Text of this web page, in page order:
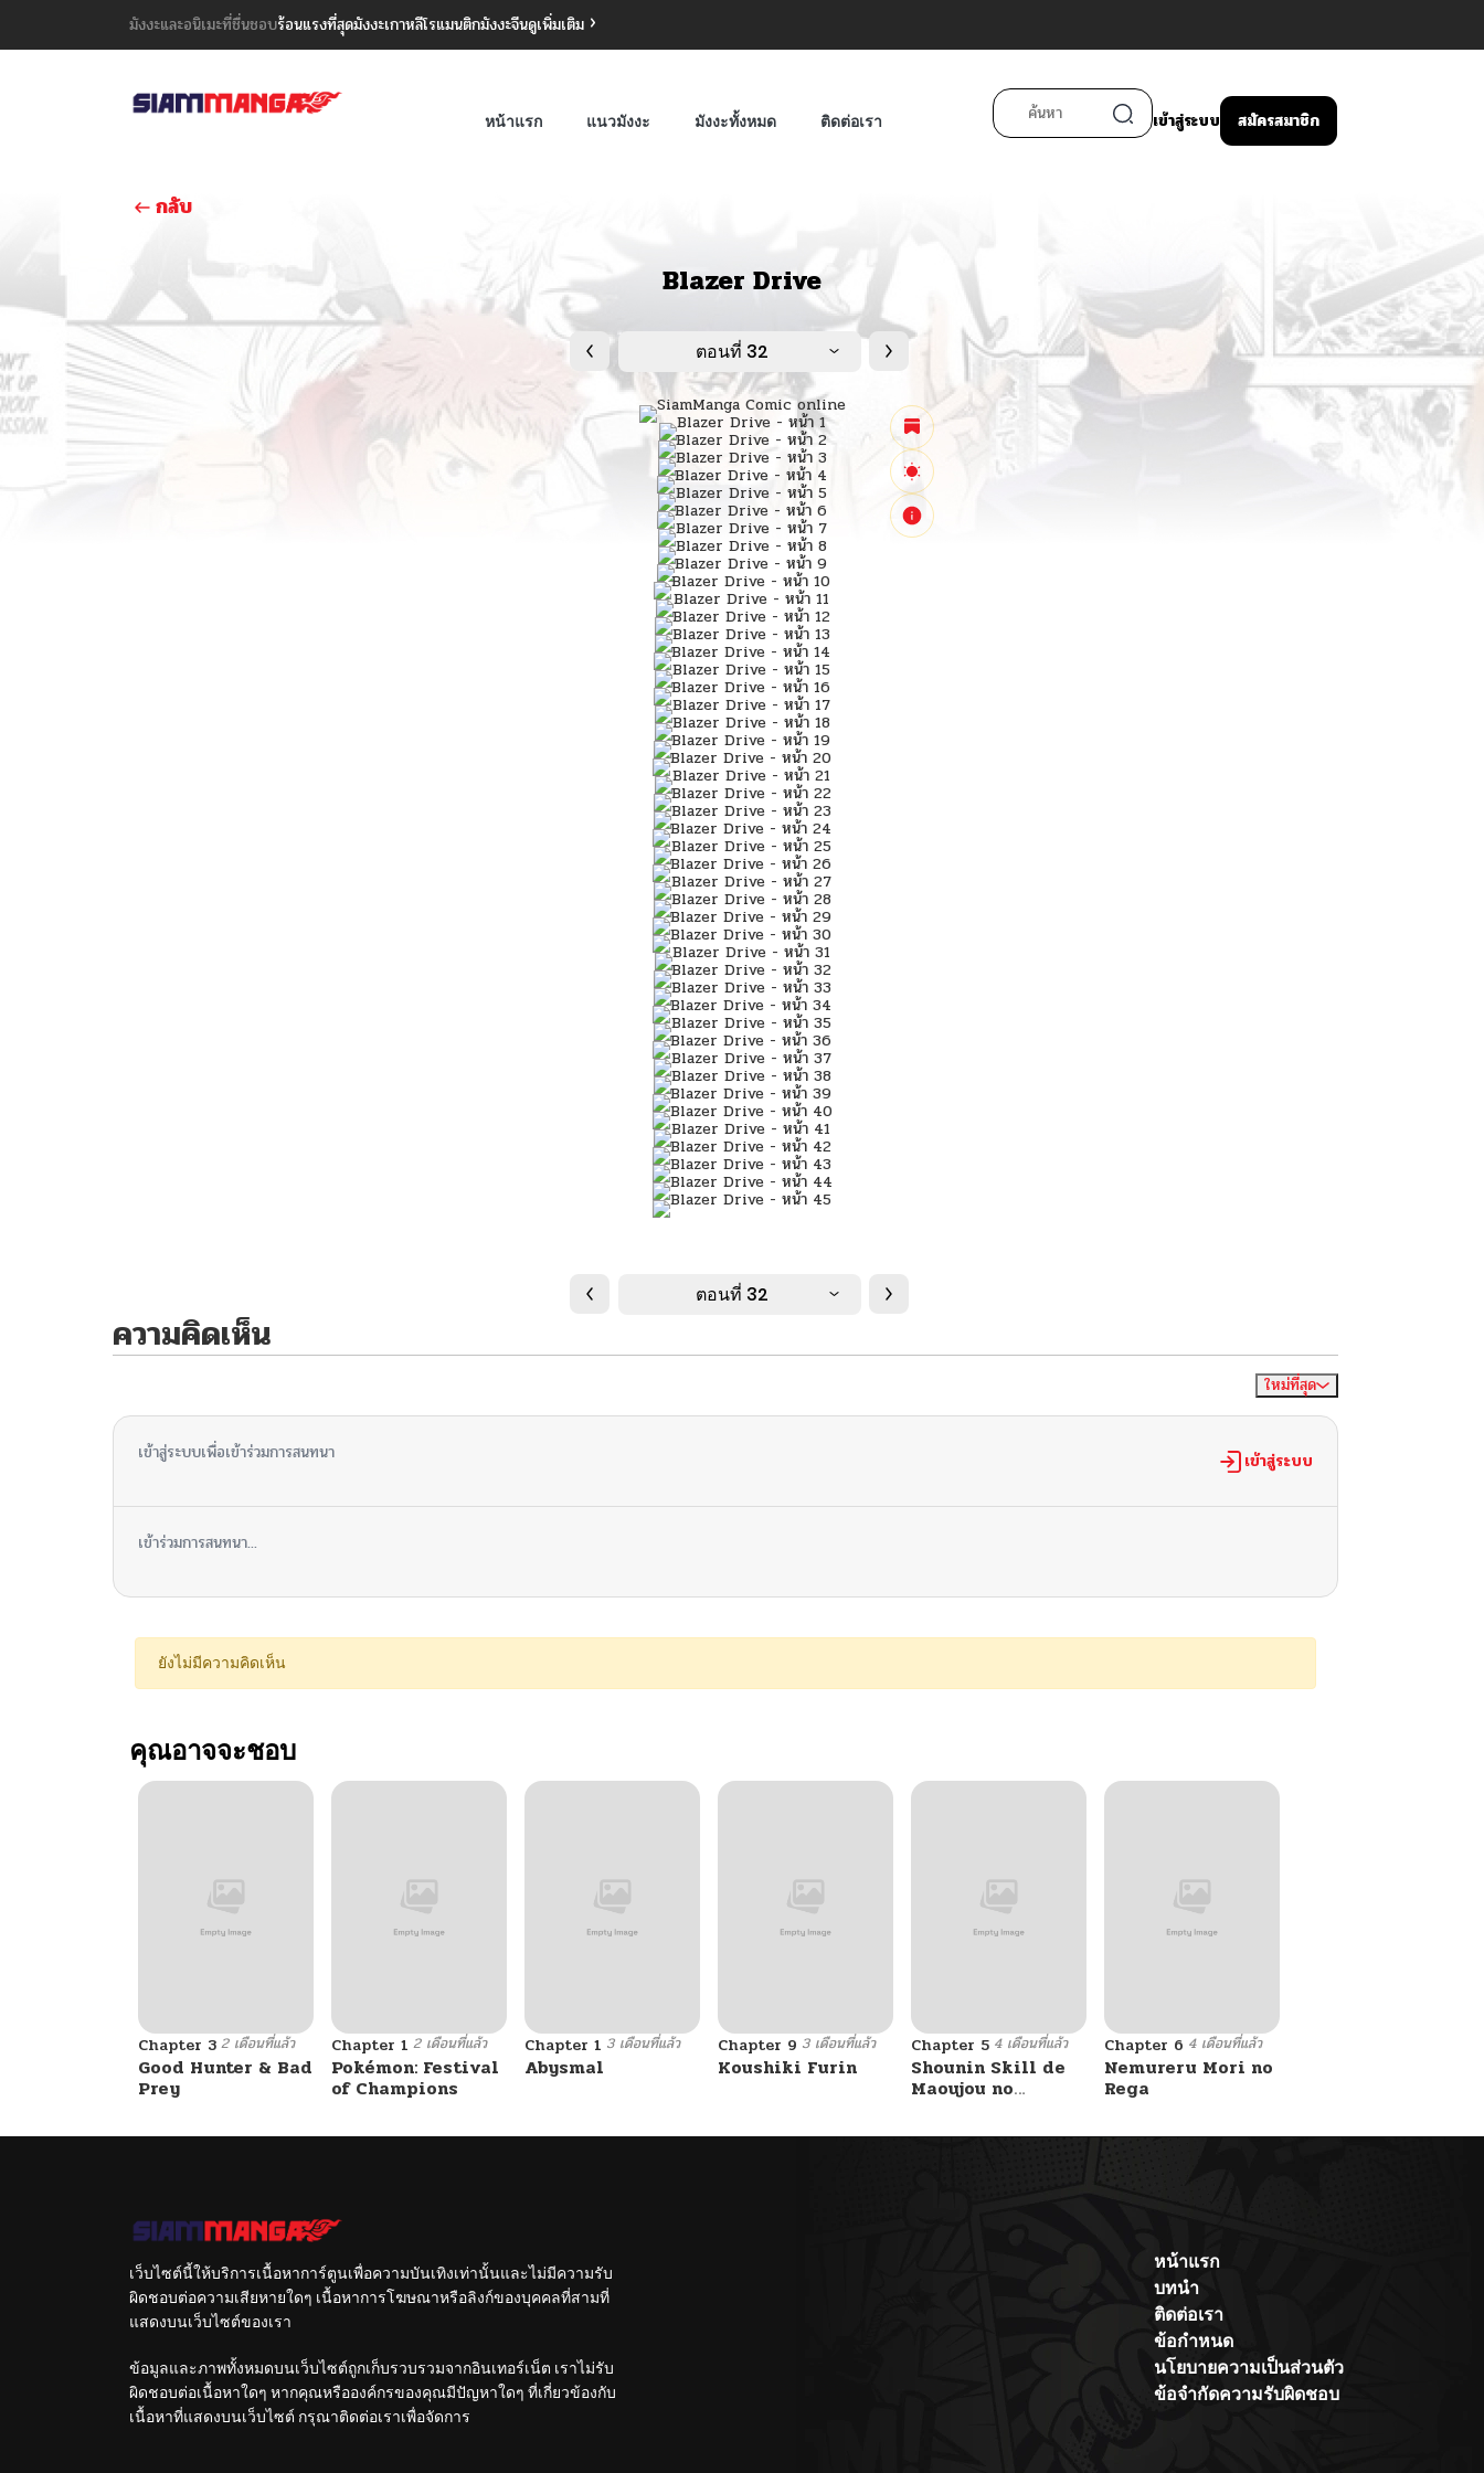
มังงะและอนิเมะที่ชื่นชอบร้อนแรงที่สุดมังงะเกาหลีโรแมนติกมังงะจีนดูเพิ่มเติม
หน้าแรก แนวมังงะ มังงะทั้งหมด ติดต่อเรา เข้าสู่ระบบ สมัครสมาชิก
กลับ
Blazer Drive
ตอนที่ 32
ตอนที่ 32
ความคิดเห็น
ใหม่ที่สุด
เข้าสู่ระบบเพื่อเข้าร่วมการสนทนา เข้าสู่ระบบ
เข้าร่วมการสนทนา...
ยังไม่มีความคิดเห็น
คุณอาจจะชอบ
Chapter 3 2 เดือนที่แล้ว
Good Hunter & Bad
Prey
Chapter 1 2 เดือนที่แล้ว
Pokémon: Festival
of Champions
Chapter 1 3 เดือนที่แล้ว
Abysmal
Chapter 9 3 เดือนที่แล้ว
Koushiki Furin
Chapter 5 4 เดือนที่แล้ว
Shounin Skill de
Maoujou no
Mezasu: Isekai
Chapter 6 4 เดือนที่แล้ว
Nemureru Mori no
Rega
เว็บไซต์นี้ให้บริการเนื้อหาการ์ตูนเพื่อความบันเทิงเท่านั้นและไม่มีความรับ
ผิดชอบต่อความเสียหายใดๆ เนื้อหาการโฆษณาหรือลิงก์ของบุคคลที่สามที่
แสดงบนเว็บไซต์ของเรา
ข้อมูลและภาพทั้งหมดบนเว็บไซต์ถูกเก็บรวบรวมจากอินเทอร์เน็ต เราไม่รับ
ผิดชอบต่อเนื้อหาใดๆ หากคุณหรือองค์กรของคุณมีปัญหาใดๆ ที่เกี่ยวข้องกับ
เนื้อหาที่แสดงบนเว็บไซต์ กรุณาติดต่อเราเพื่อจัดการ
หน้าแรก
บทนำ
ติดต่อเรา
ข้อกำหนด
นโยบายความเป็นส่วนตัว
ข้อจำกัดความรับผิดชอบ